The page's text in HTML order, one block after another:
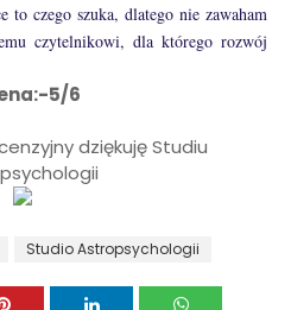
to czego szuka, dlatego nie zawaham
czytelnikowi, dla którego rozwój
5/6
dziękuję Studiu
Studio Astropsychologii